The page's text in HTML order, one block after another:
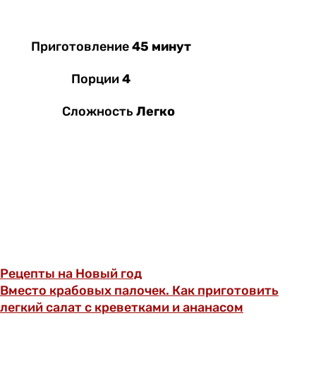
Приготовление45 минут
Порции4
Сложность Легко
Рецепты на Новый год
Вместо крабовых палочек. Как приготовить
легкий салат с креветками и ананасом